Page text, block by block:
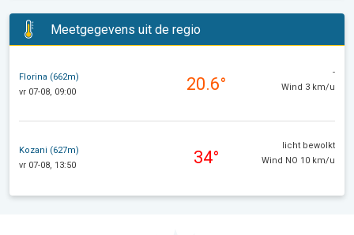
Meetgegevens uit de regio
Florina (662m)
vr 07-08, 09:00
20.6°
-
Wind 3 km/u
Kozani (627m)
vr 07-08, 13:50
34°
licht bewolkt
Wind NO 10 km/u